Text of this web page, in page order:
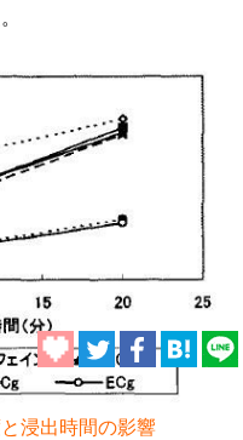
浸出時間の影響